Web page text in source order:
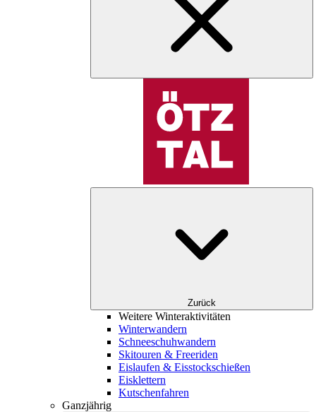
Zurück
Weitere Winteraktivitäten
Winterwandern
Schneeschuhwandern
Skitouren & Freeriden
Eislaufen & Eisstockschießen
Eisklettern
Kutschenfahren
Ganzjährig